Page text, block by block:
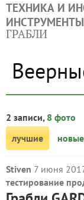
ТЕХНИКА И
ИНСТРУМЕНТЫ
ГРАБЛИ
2 записи, 8 фото
лучшие
новые
Stiven 7 июня
тестирование